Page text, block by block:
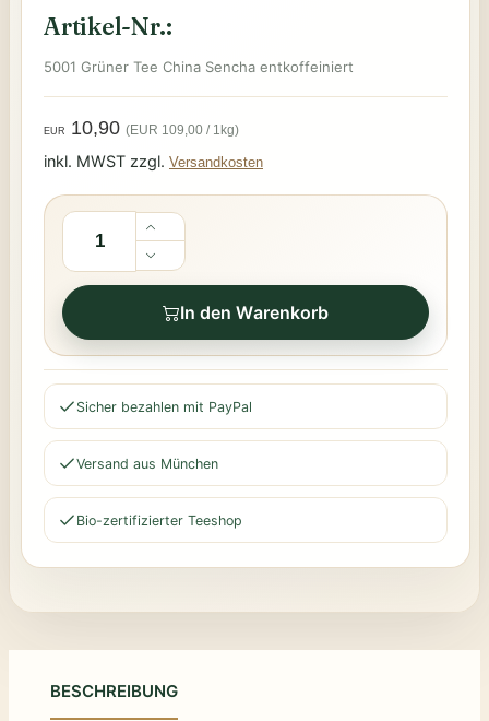
Artikel-Nr.:
5001 Grüner Tee China Sencha entkoffeiniert
EUR 10,90 (EUR 109,00 / 1kg)
inkl. MWST zzgl. Versandkosten
In den Warenkorb
Sicher bezahlen mit PayPal
Versand aus München
Bio-zertifizierter Teeshop
BESCHREIBUNG